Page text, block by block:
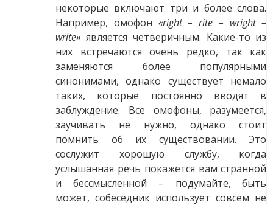
некоторые включают три и более слова.
Например, омофон «right – rite – wright –
write» является четверичным. Какие-то из
них встречаются очень редко, так как
заменяются более популярными
синонимами, однако существует немало
таких, которые постоянно вводят в
заблуждение. Все омофоны, разумеется,
заучивать не нужно, однако стоит
помнить об их существовании. Это
сослужит хорошую службу, когда
услышанная речь покажется вам странной
и бессмысленной – подумайте, быть
может, собеседник использует совсем не